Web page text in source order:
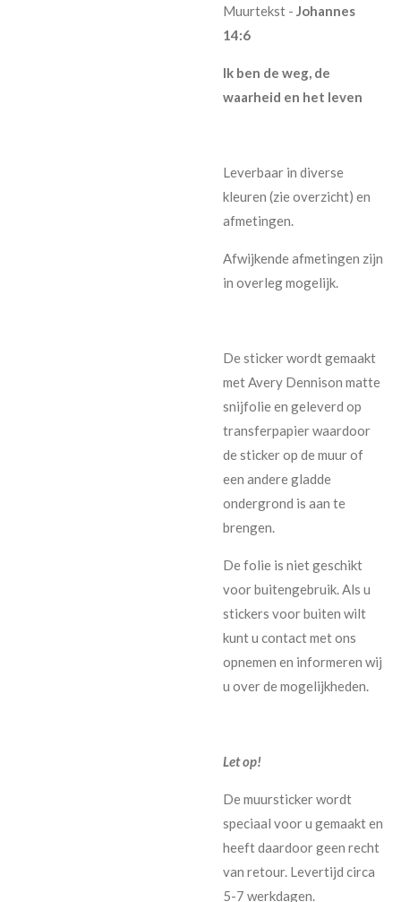
Muurtekst - Johannes
14:6
Ik ben de weg, de
waarheid en het leven
Leverbaar in diverse
kleuren (zie overzicht) en
afmetingen.
Afwijkende afmetingen zijn
in overleg mogelijk.
De sticker wordt gemaakt
met Avery Dennison matte
snijfolie en geleverd op
transferpapier waardoor
de sticker op de muur of
een andere gladde
ondergrond is aan te
brengen.
De folie is niet geschikt
voor buitengebruik. Als u
stickers voor buiten wilt
kunt u contact met ons
opnemen en informeren wij
u over de mogelijkheden.
Let op!
De muursticker wordt
speciaal voor u gemaakt en
heeft daardoor geen recht
van retour. Levertijd circa
5-7 werkdagen.